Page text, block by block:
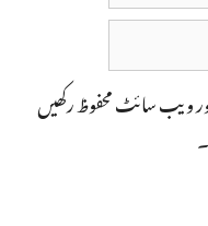
ویب سائٹ محفوظ رکھیں